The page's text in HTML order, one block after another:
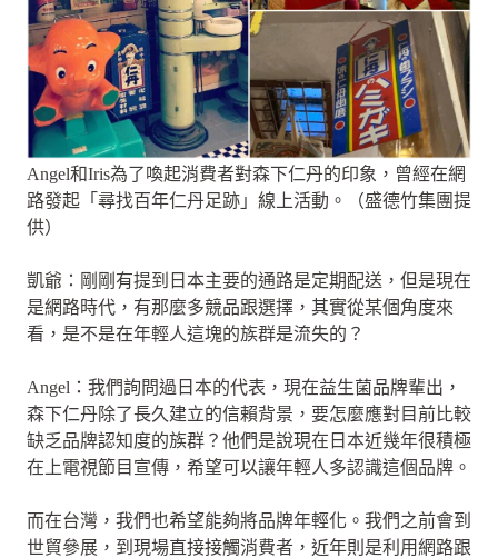
Angel和Iris為了喚起消費者對森下仁丹的印象，曾經在網
路發起「尋找百年仁丹足跡」線上活動。（盛德竹集團提
供）
凱爺：剛剛有提到日本主要的通路是定期配送，但是現在
是網路時代，有那麼多競品跟選擇，其實從某個角度來
看，是不是在年輕人這塊的族群是流失的？
Angel：我們詢問過日本的代表，現在益生菌品牌輩出，
森下仁丹除了長久建立的信賴背景，要怎麼應對目前比較
缺乏品牌認知度的族群？他們是說現在日本近幾年很積極
在上電視節目宣傳，希望可以讓年輕人多認識這個品牌。
而在台灣，我們也希望能夠將品牌年輕化。我們之前會到
世貿參展，到現場直接接觸消費者，近年則是利用網路跟